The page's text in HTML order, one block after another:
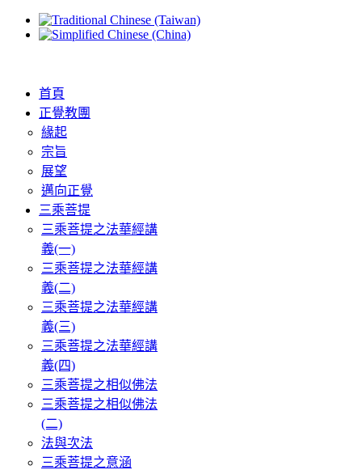
首頁
正覺教團
緣起
宗旨
展望
邁向正覺
三乘菩提
三乘菩提之法華經講
義(一)
三乘菩提之法華經講
義(二)
三乘菩提之法華經講
義(三)
三乘菩提之法華經講
義(四)
三乘菩提之相似佛法
三乘菩提之相似佛法
(二)
法與次法
三乘菩提之意涵